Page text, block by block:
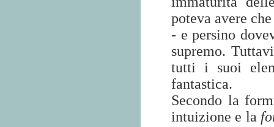
poteva avere
- e persino
supremo.
tutti i suoi
fantastica.
Secondo la
intuizione e la